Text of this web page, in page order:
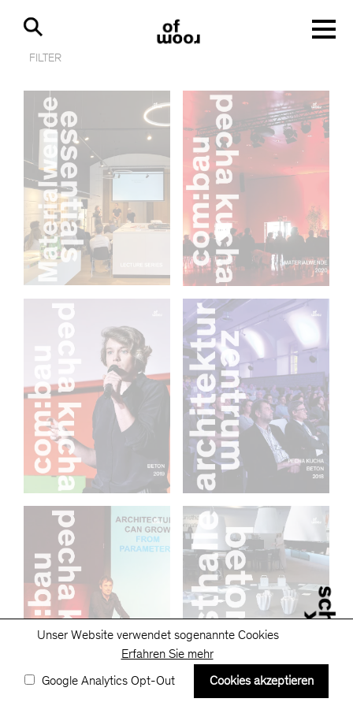
FILTER
Unser Website verwendet sogenannte Cookies
Erfahren Sie mehr
Google Analytics Opt-Out Cookies akzeptieren